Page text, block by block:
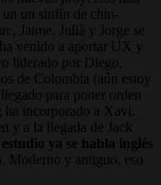
un un sinfín de chin-
Jaime, Julià y Jorge se
venido a aportar UX y
liderado por Diego,
de Colombia (aún estoy
para poner orden
incorporado a Xavi.
y a la llegada de Jack
estudio ya se habla inglés
Moderno y antiguo, eso